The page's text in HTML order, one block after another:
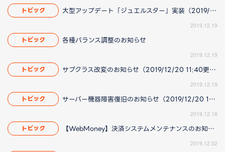
トピック 大型アップデート「ジュエルスター」実装（2019/12/20 14:42更新）
2019.12.19
トピック 各種バランス調整のお知らせ
2019.12.19
トピック サブクラス改変のお知らせ（2019/12/20 11:40更新）
2019.12.19
トピック サーバー機器障害復旧のお知らせ（2019/12/20 15:38更新）
2019.12.18
トピック 【WebMoney】決済システムメンテナンスのお知らせ
2019.12.02